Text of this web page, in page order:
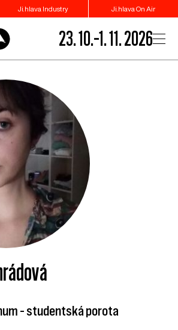
Ji.hlava Industry Ji.hlava On Air
23. 10.–1. 11. 2026
– studentská porota